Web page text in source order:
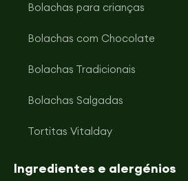
Bolachas para crianças
Bolachas com Chocolate
Bolachas Tradicionais
Bolachas Salgadas
Tortitas Vitalday
Ingredientes e alergénios